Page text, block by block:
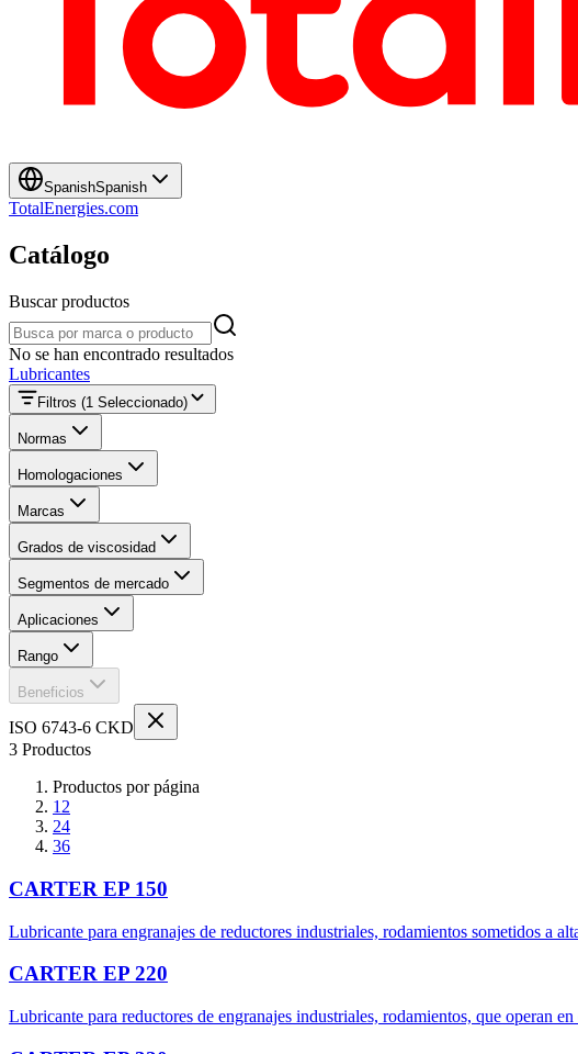
SpanishSpanish
TotalEnergies.com
Catálogo
Buscar productos
Buscar productos
No se han encontrado resultados
Lubricantes
Filtros (1 Seleccionado)
Normas
Homologaciones
Marcas
Grados de viscosidad
Segmentos de mercado
Aplicaciones
Rango
Beneficios
ISO 6743-6 CKD
3 Productos
Productos por página
12
24
36
CARTER EP 150
Lubricante para engranajes de reductores industriales, rodamientos sometidos a
CARTER EP 220
Lubricante para reductores de engranajes industriales, rodamientos, que operan